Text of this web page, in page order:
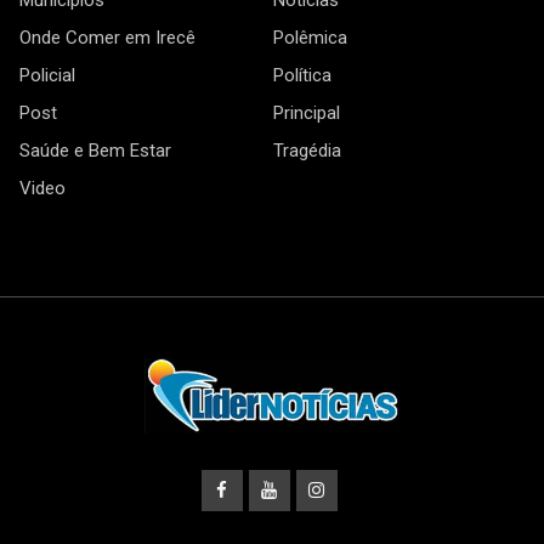
Onde Comer em Irecê
Polêmica
Policial
Política
Post
Principal
Saúde e Bem Estar
Tragédia
Video